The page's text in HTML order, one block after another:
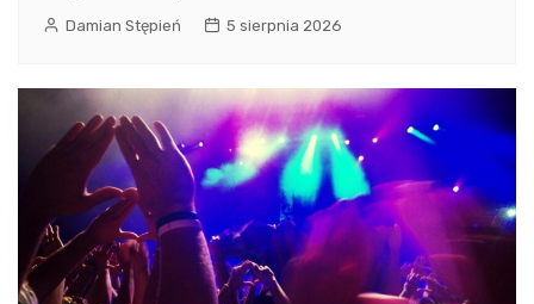
Damian Stępień 5 sierpnia 2026